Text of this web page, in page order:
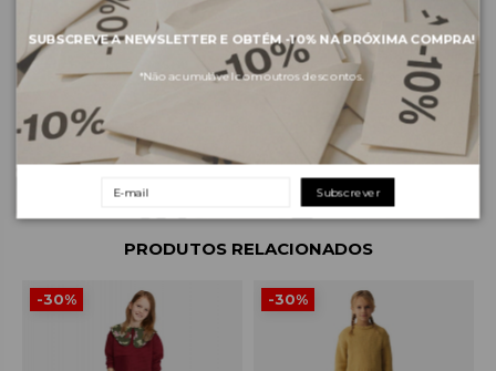
Sobre a marca
Envios e pagamentos
Devoluções e trocas
PRODUTOS RELACIONADOS
-30% -30%
SUBSCREVE A NEWSLETTER E OBTÉM -10%NA PRÓXIMA COMPRA!
*Não acumulável com outros descontos.
Subscrever